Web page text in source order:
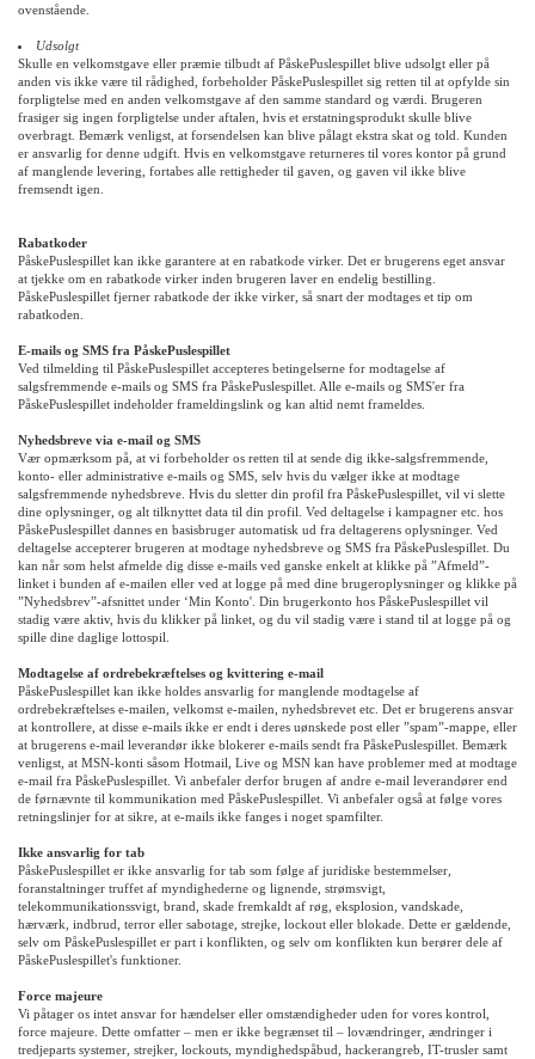
ovenstående.
Udsolgt
Skulle en velkomstgave eller præmie tilbudt af PåskePuslespillet blive udsolgt eller på
anden vis ikke være til rådighed, forbeholder PåskePuslespillet sig retten til at opfylde sin
forpligtelse med en anden velkomstgave af den samme standard og værdi. Brugeren
frasiger sig ingen forpligtelse under aftalen, hvis et erstatningsprodukt skulle blive
overbragt. Bemærk venligst, at forsendelsen kan blive pålagt ekstra skat og told. Kunden
er ansvarlig for denne udgift. Hvis en velkomstgave returneres til vores kontor på grund
af manglende levering, fortabes alle rettigheder til gaven, og gaven vil ikke blive
fremsendt igen.
Rabatkoder
PåskePuslespillet kan ikke garantere at en rabatkode virker. Det er brugerens eget ansvar
at tjekke om en rabatkode virker inden brugeren laver en endelig bestilling.
PåskePuslespillet fjerner rabatkode der ikke virker, så snart der modtages et tip om
rabatkoden.
E-mails og SMS fra PåskePuslespillet
Ved tilmelding til PåskePuslespillet accepteres betingelserne for modtagelse af
salgsfremmende e-mails og SMS fra PåskePuslespillet. Alle e-mails og SMS'er fra
PåskePuslespillet indeholder frameldingslink og kan altid nemt frameldes.
Nyhedsbreve via e-mail og SMS
Vær opmærksom på, at vi forbeholder os retten til at sende dig ikke-salgsfremmende,
konto- eller administrative e-mails og SMS, selv hvis du vælger ikke at modtage
salgsfremmende nyhedsbreve. Hvis du sletter din profil fra PåskePuslespillet, vil vi slette
dine oplysninger, og alt tilknyttet data til din profil. Ved deltagelse i kampagner etc. hos
PåskePuslespillet dannes en basisbruger automatisk ud fra deltagerens oplysninger. Ved
deltagelse accepterer brugeren at modtage nyhedsbreve og SMS fra PåskePuslespillet. Du
kan når som helst afmelde dig disse e-mails ved ganske enkelt at klikke på ”Afmeld”-
linket i bunden af e-mailen eller ved at logge på med dine brugeroplysninger og klikke på
”Nyhedsbrev”-afsnittet under ‘Min Konto'. Din brugerkonto hos PåskePuslespillet vil
stadig være aktiv, hvis du klikker på linket, og du vil stadig være i stand til at logge på og
spille dine daglige lottospil.
Modtagelse af ordrebekræftelses og kvittering e-mail
PåskePuslespillet kan ikke holdes ansvarlig for manglende modtagelse af
ordrebekræftelses e-mailen, velkomst e-mailen, nyhedsbrevet etc. Det er brugerens ansvar
at kontrollere, at disse e-mails ikke er endt i deres uønskede post eller ”spam”-mappe, eller
at brugerens e-mail leverandør ikke blokerer e-mails sendt fra PåskePuslespillet. Bemærk
venligst, at MSN-konti såsom Hotmail, Live og MSN kan have problemer med at modtage
e-mail fra PåskePuslespillet. Vi anbefaler derfor brugen af andre e-mail leverandører end
de førnævnte til kommunikation med PåskePuslespillet. Vi anbefaler også at følge vores
retningslinjer for at sikre, at e-mails ikke fanges i noget spamfilter.
Ikke ansvarlig for tab
PåskePuslespillet er ikke ansvarlig for tab som følge af juridiske bestemmelser,
foranstaltninger truffet af myndighederne og lignende, strømsvigt,
telekommunikationssvigt, brand, skade fremkaldt af røg, eksplosion, vandskade,
hærværk, indbrud, terror eller sabotage, strejke, lockout eller blokade. Dette er gældende,
selv om PåskePuslespillet er part i konflikten, og selv om konflikten kun berører dele af
PåskePuslespillet's funktioner.
Force majeure
Vi påtager os intet ansvar for hændelser eller omstændigheder uden for vores kontrol,
force majeure. Dette omfatter – men er ikke begrænset til – lovændringer, ændringer i
tredjeparts systemer, strejker, lockouts, myndighedspåbud, hackerangreb, IT-trusler samt